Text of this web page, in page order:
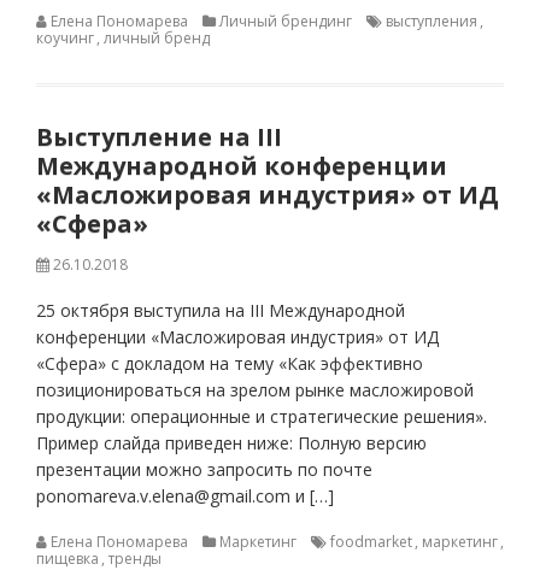
Елена Пономарева Личный брендинг выступления ,
коучинг, личный бренд
Выступление на III
Международной конференции
«Масложировая индустрия» от ИД
«Сфера»
26.10.2018
25 октября выступила на III Международной
конференции «Масложировая индустрия» от ИД
«Сфера» с докладом на тему «Как эффективно
позиционироваться на зрелом рынке масложировой
продукции: операционные и стратегические решения».
Пример слайда приведен ниже: Полную версию
презентации можно запросить по почте
ponomareva.v.elena@gmail.com и […]
Елена Пономарева Маркетинг foodmarket, маркетинг,
пищевка , тренды